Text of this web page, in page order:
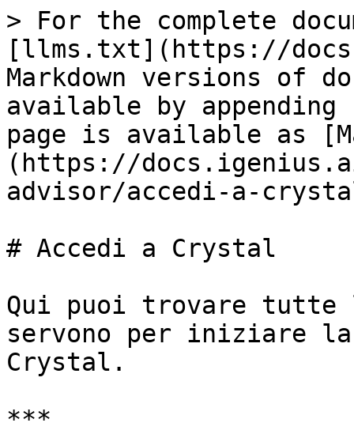
> For the complete
[llms.txt](https://
Markdown versions of
available by
page is available as
(https://
advisor/accedi-a-
# Accedi a Crystal
Qui puoi trovare
servono per iniziare la
Crystal.
***